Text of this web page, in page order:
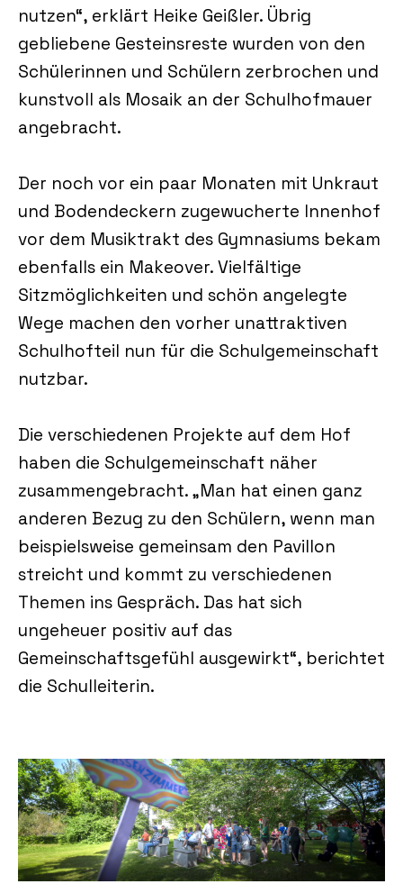
nutzen“, erklärt Heike Geißler. Übrig
gebliebene Gesteinsreste wurden von den
Schülerinnen und Schülern zerbrochen und
kunstvoll als Mosaik an der Schulhofmauer
angebracht.
Der noch vor ein paar Monaten mit Unkraut
und Bodendeckern zugewucherte Innenhof
vor dem Musiktrakt des Gymnasiums bekam
ebenfalls ein Makeover. Vielfältige
Sitzmöglichkeiten und schön angelegte
Wege machen den vorher unattraktiven
Schulhofteil nun für die Schulgemeinschaft
nutzbar.
Die verschiedenen Projekte auf dem Hof
haben die Schulgemeinschaft näher
zusammengebracht. „Man hat einen ganz
anderen Bezug zu den Schülern, wenn man
beispielsweise gemeinsam den Pavillon
streicht und kommt zu verschiedenen
Themen ins Gespräch. Das hat sich
ungeheuer positiv auf das
Gemeinschaftsgefühl ausgewirkt“, berichtet
die Schulleiterin.